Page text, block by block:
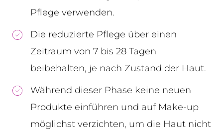
Pflege verwenden.
Die reduzierte Pflege über einen
Zeitraum von 7 bis 28 Tagen
beibehalten, je nach Zustand der Haut.
Während dieser Phase keine neuen
Produkte einführen und auf Make-up
möglichst verzichten, um die Haut nicht